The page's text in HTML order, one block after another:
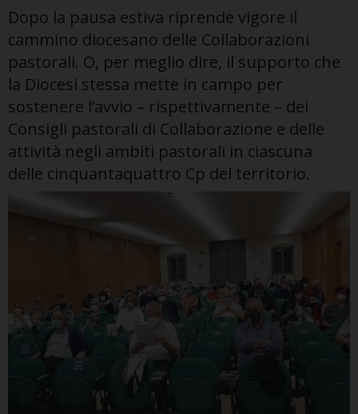
Dopo la pausa estiva riprende vigore il
cammino diocesano delle Collaborazioni
pastorali. O, per meglio dire, il supporto che
la Diocesi stessa mette in campo per
sostenere l’avvio – rispettivamente – dei
Consigli pastorali di Collaborazione e delle
attività negli ambiti pastorali in ciascuna
delle cinquantaquattro Cp del territorio.